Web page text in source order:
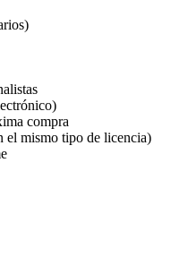
compra
el mismo tipo de licencia)